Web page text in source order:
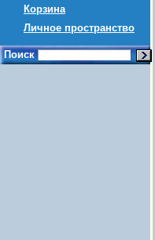
Корзина
Личное пространство
Поиск